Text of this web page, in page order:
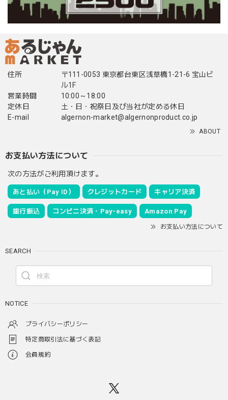
住所
〒111-0053 東京都台東区浅草橋1-21-6 宝山ビ
ル1F
営業時間
10:00～18:00
定休日
土・日・祝祭日及び当社が定める休日
E-mail
algernon-market@algernonproduct.co.jp
ABOUT
お支払い方法について
次の方法がご利用頂けます。
あと払い（Pay ID） クレジットカード キャリア決済
銀行振込 コンビニ決済・Pay-easy Amazon Pay
お支払い方法について
SEARCH
NOTICE
プライバシーポリシー
特定商取引法に基づく表記
会員規約